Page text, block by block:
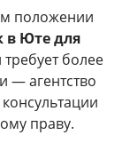
положении
в Юте для
требует более
— агентство
праву.